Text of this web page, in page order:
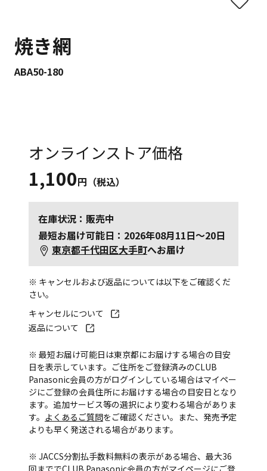
焼き網
ABA50-180
オンラインストア価格
1,100円（税込）
在庫状況：販売中
最短お届け可能日：2026年08月11日～20日
東京都千代田区大手町へお届け
※ キャンセルおよび返品については以下をご確認くだ
さい。
キャンセルについて
返品について
※ 最短お届け可能日は東京都にお届けする場合の目安
日を表示しています。ご住所をご登録済みのCLUB
Panasonic会員の方がログインしている場合はマイペー
ジにご登録の会員住所にお届けする場合の目安日となり
ます。追加サービス等の選択により変わる場合がありま
す。 よくあるご質問をご確認ください。また、発売予定
よりも早く発送される場合があります。
※ JACCS分割払手数料無料の表示がある場合、最大36
回まででCLUB Panasonic会員の方がマイページにご登